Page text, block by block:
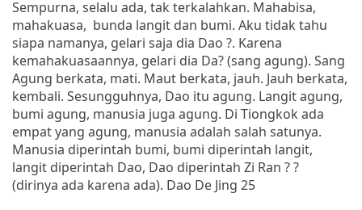
Sempurna, selalu ada, tak terkalahkan. Mahabisa,
mahakuasa, bunda langit dan bumi. Aku tidak tahu
siapa namanya, gelari saja dia Dao ?. Karena
kemahakuasaannya, gelari dia Da? (sang agung). Sang
Agung berkata, mati. Maut berkata, jauh. Jauh berkata,
kembali. Sesungguhnya, Dao itu agung. Langit agung,
bumi agung, manusia juga agung. Di Tiongkok ada
empat yang agung, manusia adalah salah satunya.
Manusia diperintah bumi, bumi diperintah langit,
langit diperintah Dao, Dao diperintah Zi Ran ? ?
(dirinya ada karena ada). Dao De Jing 25